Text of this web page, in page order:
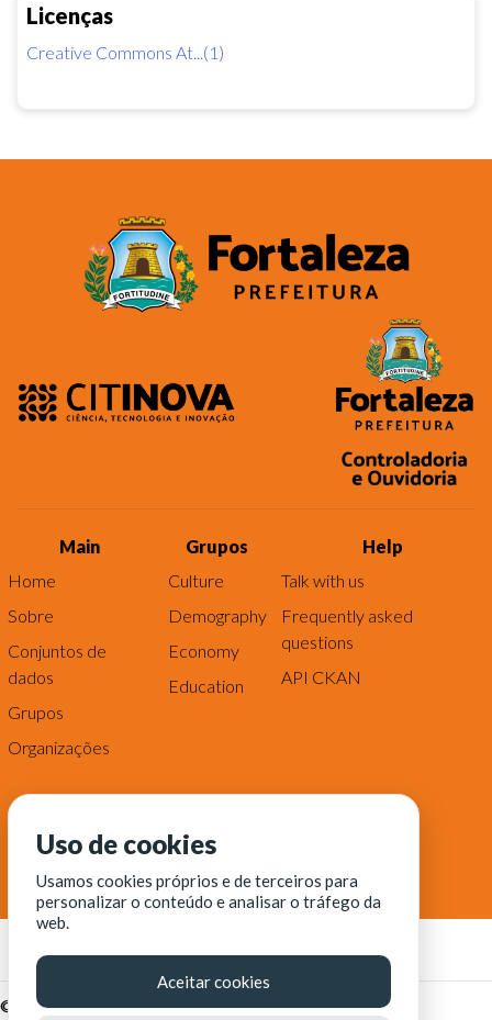
Licenças
Creative Commons At...(1)
Main
Home
Sobre
Conjuntos de
dados
Grupos
Organizações
Grupos
Culture
Demography
Economy
Education
Help
Talk with us
Frequently asked
questions
API CKAN
© Fortaleza Digital || CITINOVA - Fundação de Ciência,
Uso de cookies
Usamos cookies próprios e de terceiros para
personalizar o conteúdo e analisar o tráfego da
web.
Aceitar cookies